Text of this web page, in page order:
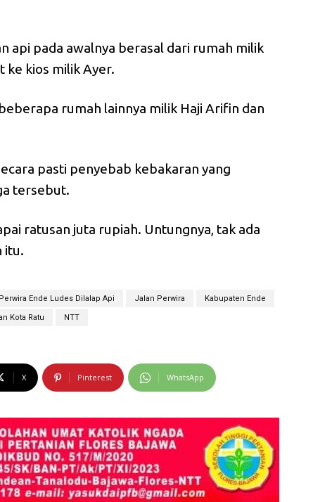
api pada awalnya berasal dari rumah milik
ke kios milik Ayer.
rumah lainnya milik Haji Arifin dan
pasti penyebab kebakaran yang
tersebut.
ratusan juta rupiah. Untungnya, tak ada
itu.
Ende Ludes Dilalap Api Jalan Perwira Kabupaten Ende
Kota Ratu NTT
X Pinterest WhatsApp